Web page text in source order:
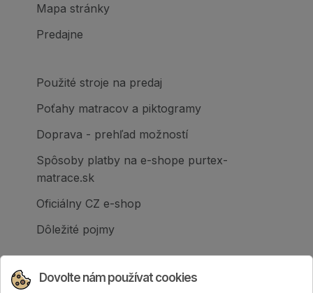
Mapa stránky
Predajne
Použité stroje na predaj
Poťahy matracov a piktogramy
Doprava - prehľad možností
Spôsoby platby na e-shope purtex-
matrace.sk
Oficiálny CZ e-shop
Dôležité pojmy
Dovolte nám používat cookies